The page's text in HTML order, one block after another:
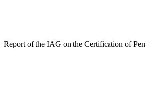
Report of the IAG on the Certification of